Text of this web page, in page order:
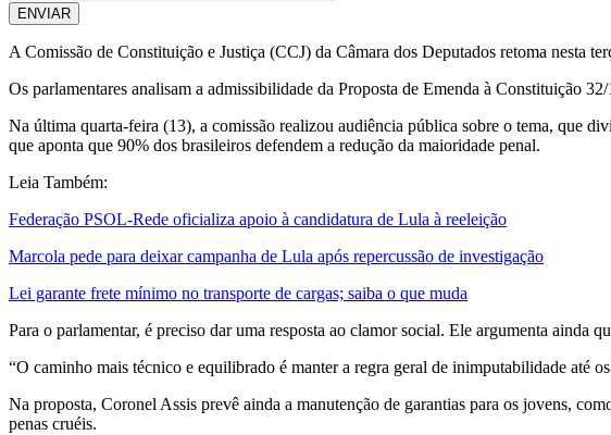
ENVIAR
A Comissão de Constituição e Justiça (CCJ) da Câmara dos Deputados retoma nesta
Os parlamentares analisam a admissibilidade da Proposta de Emenda à Constituição
Na última quarta-feira (13), a comissão realizou audiência pública sobre o tema, que
que aponta que 90% dos brasileiros defendem a redução da maioridade penal.
Leia Também:
Federação PSOL-Rede oficializa apoio à candidatura de Lula à reeleição
Marcola pede para deixar campanha de Lula após repercussão de investigação
Lei garante frete mínimo no transporte de cargas; saiba o que muda
Para o parlamentar, é preciso dar uma resposta ao clamor social. Ele argumenta ainda
“O caminho mais técnico e equilibrado é manter a regra geral de inimputabilidade até
Na proposta, Coronel Assis prevê ainda a manutenção de garantias para os jovens,
penas cruéis.